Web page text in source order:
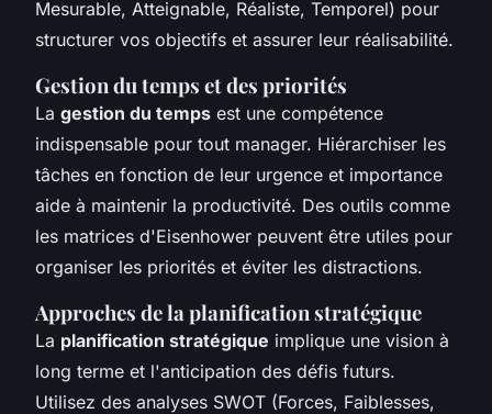
Mesurable, Atteignable, Réaliste, Temporel) pour
structurer vos objectifs et assurer leur réalisabilité.
Gestion du temps et des priorités
La gestion du temps est une compétence
indispensable pour tout manager. Hiérarchiser les
tâches en fonction de leur urgence et importance
aide à maintenir la productivité. Des outils comme
les matrices d'Eisenhower peuvent être utiles pour
organiser les priorités et éviter les distractions.
Approches de la planification stratégique
La planification stratégique implique une vision à
long terme et l'anticipation des défis futurs.
Utilisez des analyses SWOT (Forces, Faiblesses,